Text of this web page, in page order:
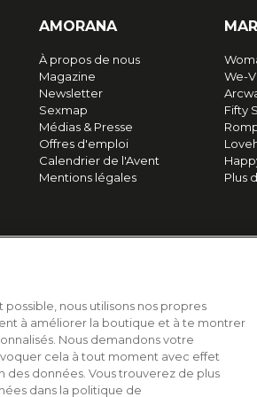
AMORANA
À propos de nous
Magazine
Newsletter
Sexmap
Médias & Presse
Offres d'emploi
Calendrier de l'Avent
Mentions légales
We-
Fifty
Plus
nous utilisons nos propres
à améliorer la boutique et à te montrer
Nous demandons votre
cela à tout moment avec effet
données. Vous trouverez de plus
dans la politique de